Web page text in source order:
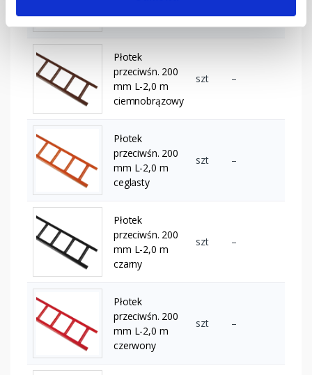
mm L-2,0 m
brązowy
Płotek
przeciwśn. 200
mm L-2,0 m
ciemnobrązowy
szt –
Płotek
przeciwśn. 200
mm L-2,0 m
ceglasty
szt –
Płotek
przeciwśn. 200
mm L-2,0 m
czarny
szt –
Płotek
przeciwśn. 200
mm L-2,0 m
czerwony
szt –